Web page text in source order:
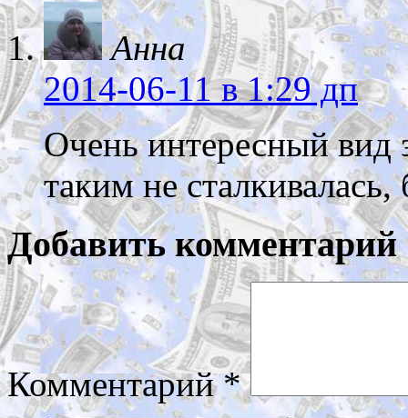
Анна
2014-06-11в 1:29 дп
Очень интересный вид
таким не сталкивалась,
Добавить комментарий
Комментарий*